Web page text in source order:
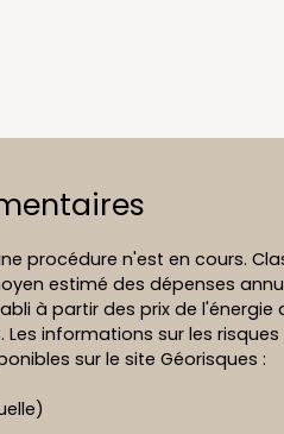
procédure n'est en cours.
estimé des dépenses
à partir des prix de l'énergie
Les informations sur les risques
sur le site Géorisques :